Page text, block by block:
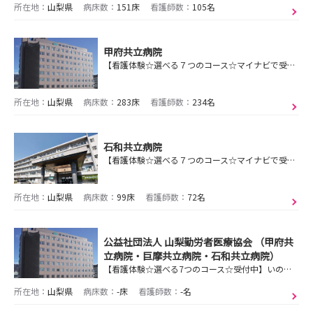
所在地： 山梨県 病床数： 151床 看護師数： 105名
甲府共立病院
【看護体験☆選べる７つのコース☆マイナビで受付中】《急性期病院でありながら、地域ケアにも携われる》患者さん・職員・地域の人々が幸せになる病院
所在地： 山梨県 病床数： 283床 看護師数： 234名
石和共立病院
【看護体験☆選べる７つのコース☆マイナビで受付中!】在宅から入院で生活を支える病院だから見える"笑顔”がある。生活を取り戻すお手伝いをあなたの看護で❣️
所在地： 山梨県 病床数： 99床 看護師数： 72名
公益社団法人 山梨勤労者医療協会 （甲府共
立病院・巨摩共立病院・石和共立病院）
【看護体験☆選べる7つのコース☆受付中】いのちの平等を掲げ、次なる未来に向けて「変わり、守り、つなぐ」地域の皆様の声に応えられる医療機関を目指しています。
所在地： 山梨県 病床数： -床 看護師数： -名